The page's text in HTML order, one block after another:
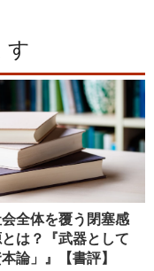
す
会全体を覆う閉塞感
は？『武器として
論」』【書評】